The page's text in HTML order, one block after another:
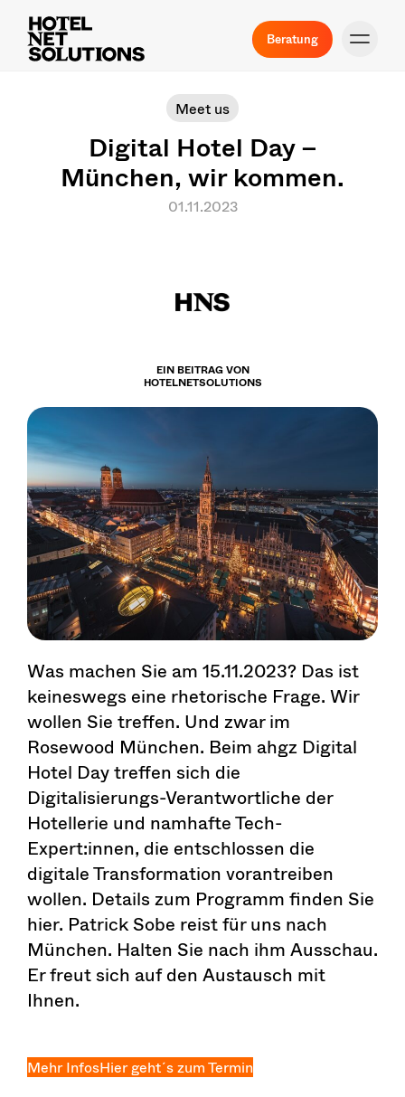
Beratung
Meet us
Digital Hotel Day –
München, wir kommen.
01.11.2023
EIN BEITRAG VON
HOTELNETSOLUTIONS
Was machen Sie am 15.11.2023? Das ist
keineswegs eine rhetorische Frage. Wir
wollen Sie treffen. Und zwar im
Rosewood München. Beim ahgz Digital
Hotel Day treffen sich die
Digitalisierungs-Verantwortliche der
Hotellerie und namhafte Tech-
Expert:innen, die entschlossen die
digitale Transformation vorantreiben
wollen. Details zum Programm finden Sie
hier. Patrick Sobe reist für uns nach
München. Halten Sie nach ihm Ausschau.
Er freut sich auf den Austausch mit
Ihnen.
Mehr InfosHier geht´s zum Termin